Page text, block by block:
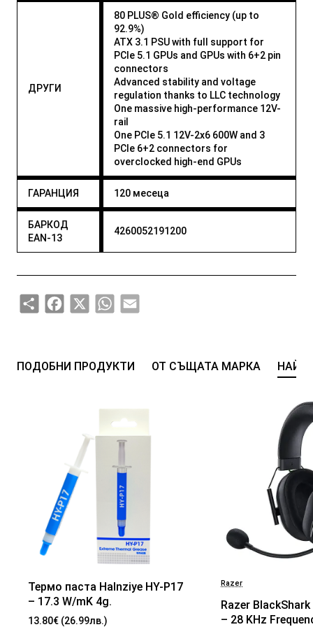
ДРУГИ
80 PLUS® Gold efficiency (up to
92.9%)
ATX 3.1 PSU with full support for
PCIe 5.1 GPUs and GPUs with 6+2 pin
connectors
Advanced stability and voltage
regulation thanks to LLC technology
One massive high-performance 12V-
rail
One PCIe 5.1 12V-2x6 600W and 3
PCIe 6+2 connectors for
overclocked high-end GPUs
ГАРАНЦИЯ 120 месеца
БАРКОД
EAN-13
4260052191200
ShareFacebook
X WhatsApp
Email
ПОДОБНИ ПРОДУКТИ ОТ СЪЩАТА МАРКА НАЙ-
БЕСТСЕЛЪР
Термо паста Halnziye HY-P17
– 17.3 W/mK 4g.
13.80€ (26.99лв.)
Razer
Razer BlackShark
– 28 KHz